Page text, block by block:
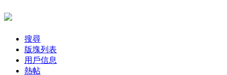
搜尋
版塊列表
用戶信息
熱帖